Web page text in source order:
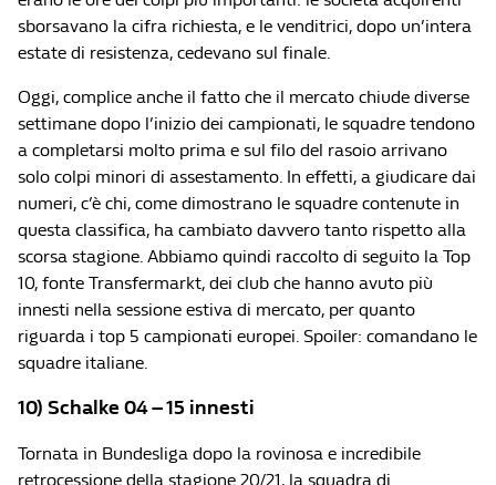
sborsavano la cifra richiesta, e le venditrici, dopo un’intera
estate di resistenza, cedevano sul finale.
Oggi, complice anche il fatto che il mercato chiude diverse
settimane dopo l’inizio dei campionati, le squadre tendono
a completarsi molto prima e sul filo del rasoio arrivano
solo colpi minori di assestamento. In effetti, a giudicare dai
numeri, c’è chi, come dimostrano le squadre contenute in
questa classifica, ha cambiato davvero tanto rispetto alla
scorsa stagione. Abbiamo quindi raccolto di seguito la Top
10, fonte Transfermarkt, dei club che hanno avuto più
innesti nella sessione estiva di mercato, per quanto
riguarda i top 5 campionati europei. Spoiler: comandano le
squadre italiane.
10) Schalke 04 – 15 innesti
Tornata in Bundesliga dopo la rovinosa e incredibile
retrocessione della stagione 20/21, la squadra di